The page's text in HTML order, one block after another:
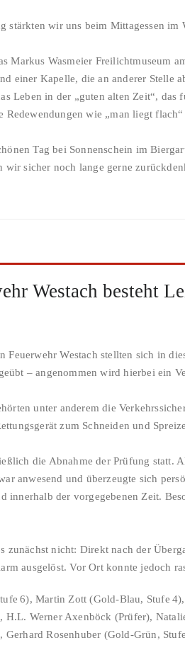
stärkten wir uns beim Mittagessen
Markus Wasmeier Freilichtmuseum
einer Kapelle, die an anderer Stelle
Leben in der „guten alten Zeit“,
wie „man liegt
Tag bei Sonnenschein im
wir sicher noch lange gerne
Westach besteht
Feuerwehr Westach stellten sich in
– angenommen wird hierbei ein
unter anderem die
zum Schneiden und
die Abnahme der Prüfung statt.
anwesend und überzeugte sich
innerhalb der vorgegebenen Zeit.
zunächst nicht: Direkt nach der
ausgelöst. Vor Ort konnte jedoch
6), Martin Zott (Gold-Blau, Stufe
H.L. Werner Axenböck (Prüfer),
Rosenhuber (Gold-Grün,